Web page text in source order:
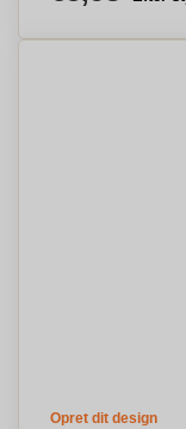
Opret dit design